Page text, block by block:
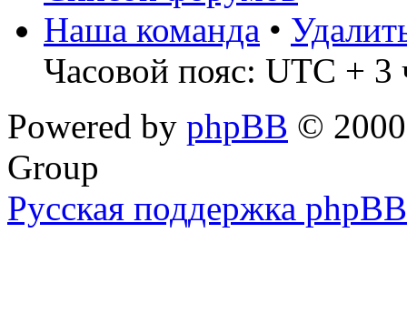
Наша команда •
Часовой пояс: UTC + 3
Powered by phpBB ©
Group
Русская поддержка phpBB